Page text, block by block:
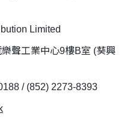
Limited
聲工業中心9樓B室 (葵興
/ (852) 2273-8393